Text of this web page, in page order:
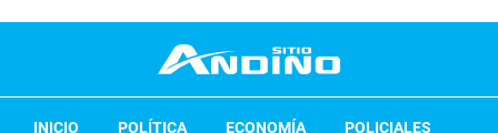
INICIO POLÍTICA ECONOMÍA POLICIALES